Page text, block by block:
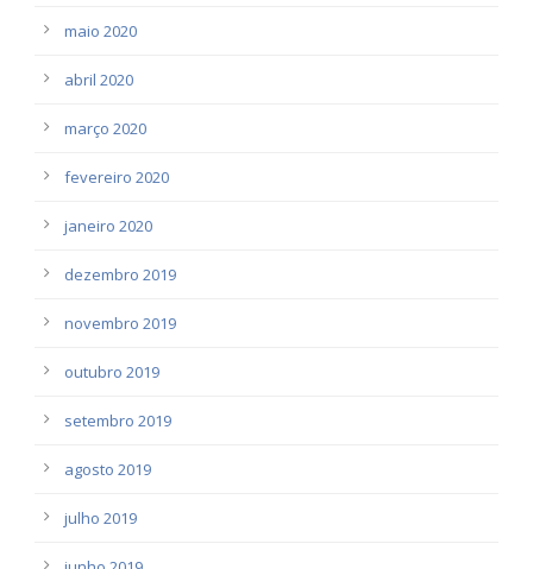
maio 2020
abril 2020
março 2020
fevereiro 2020
janeiro 2020
dezembro 2019
novembro 2019
outubro 2019
setembro 2019
agosto 2019
julho 2019